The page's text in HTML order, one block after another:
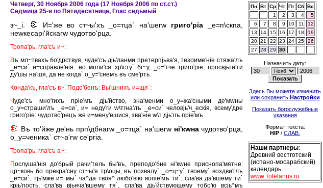
Четверг, 30 Ноября 2006 года (17 Ноября 2006 по ст.ст.)
Седмица 25-я по Пятидесятнице, Глас седьмый
з~_i. И='же во ст~ы'хъ _о=тца` на'шегw григо'рiа _е=п\скпа,
неwкесарi'йскагw чудотво'рца.
Тропа'рь, гла'съ и~:
Въ мл~твахъ бо'дрствуя, чуде'съ дjь'ланми претерпjьва'я, тезоиме'нiе стяжа'лъ
_е=си` и=справле'нiя: но моли'ся хр\сту` бг~у, _о='тче григо'рiе, просвjьти'ти
ду'шы на'шя, да не когда` о_у='снемъ въ сме'рть.
Конда'къ, гла'съ в~. Подо'бенъ: Вы'шнихъ и=щя`:
Чуде'съ мно'гихъ прiе'мъ дjь'йство, зна'менми о_у=жа'сными де'мwны
о_у=страши'лъ _е=си`, и= неду'ги w\тгна'лъ _е=си` человjь'ч_ескiя, всему'дре
григо'рiе: чудотво'рецъ же и=мену'ешися, зва'нiе w\т дjь'лъ прiе'мъ.
Въ то'йже де'нь прп\дбнагw _о=тца` на'шегw нi'кwначудотво'рца,
о_у=ченика` ст~а'гw се'ргiа.
Тропа'рь, гла'съ а~:
Послуша'нiя до'брый рачи'тель бы'въ, преподо'бне нi'кwне приснопа'мятне:
цр~ковь бо прекра'сну ст~ы'я тр\оцы, въ похвалу` _о=ц~у` твоему` воздви'глъ
_е=си`. тjь'мже и= мы` ча^да твоя^ любо'вiю вопiе'мъ ти`: сла'ва да'вшему ти`
крjь'пость, сла'ва вjьнча'вшему тя`, сла'ва дjь'йствующему тобо'ю всjь^мъ
Пн Вт Ср Чт Пт Сб Вс
1
2 3 4
5
6
7 8 9 10 11
12
13
14 15 16 17 18
19
20 21 22 23 24 25
26
27
28 29 30
Назначить дату:
Здесь Вы можете изменить
или сохранить Настройки
Показать богослужебные
указания
Формат текста:
HIP / СЛАВ.
Наши партнеры:
Древний вестготский
(испано-мосарабский)
календарь
www.Toletanus.ru